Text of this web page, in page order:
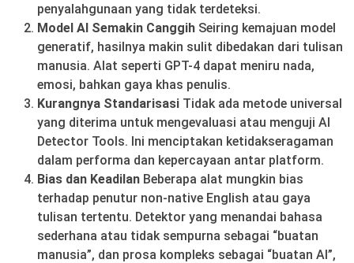
penyalahgunaan yang tidak terdeteksi.
Model AI Semakin Canggih Seiring kemajuan model
generatif, hasilnya makin sulit dibedakan dari tulisan
manusia. Alat seperti GPT-4 dapat meniru nada,
emosi, bahkan gaya khas penulis.
Kurangnya Standarisasi Tidak ada metode universal
yang diterima untuk mengevaluasi atau menguji AI
Detector Tools. Ini menciptakan ketidakseragaman
dalam performa dan kepercayaan antar platform.
Bias dan Keadilan Beberapa alat mungkin bias
terhadap penutur non-native English atau gaya
tulisan tertentu. Detektor yang menandai bahasa
sederhana atau tidak sempurna sebagai “buatan
manusia”, dan prosa kompleks sebagai “buatan AI”,